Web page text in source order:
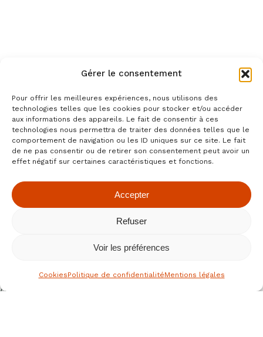
Gérer le consentement
Pour offrir les meilleures expériences, nous utilisons des
technologies telles que les cookies pour stocker et/ou accéder
aux informations des appareils. Le fait de consentir à ces
technologies nous permettra de traiter des données telles que le
comportement de navigation ou les ID uniques sur ce site. Le fait
de ne pas consentir ou de retirer son consentement peut avoir un
effet négatif sur certaines caractéristiques et fonctions.
Accepter
Refuser
Voir les préférences
CookiesPolitique de confidentialitéMentions légales
temporary file for atomic writing. in
/jh2026.numeria.dev/www/wp-